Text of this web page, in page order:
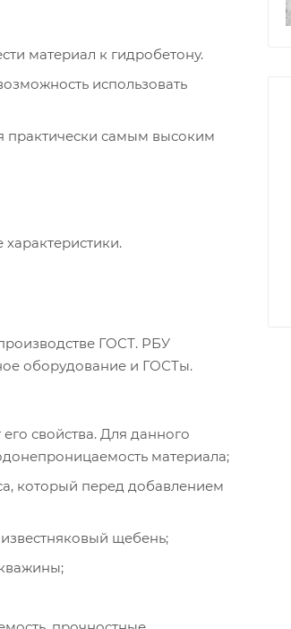
материал к гидробетону.
использовать
практически самым высоким
ГОСТ. РБУ
оборудование и ГОСТы.
свойства. Для данного
материала;
который перед добавлением
щебень;